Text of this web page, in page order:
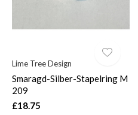
Lime Tree Design
Smaragd-Silber-Stapelring M
209
£18.75